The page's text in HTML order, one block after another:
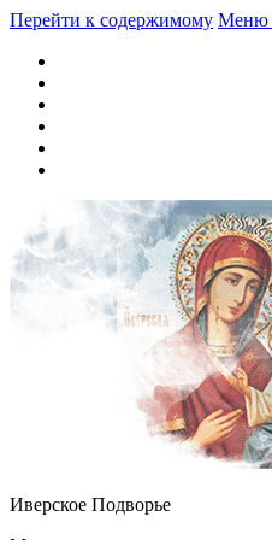
Перейти к содержимому Меню
Иверское Подворье